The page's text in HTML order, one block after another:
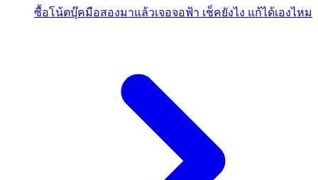
ซื้อโน้ตบุ๊คมือสองมาแล้วเจอจอฟ้า เช็คยังไง แก้ได้เองไหม